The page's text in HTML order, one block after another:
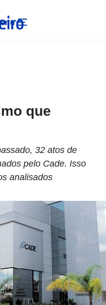
que
32 atos de
pelo Cade. Isso
analisados